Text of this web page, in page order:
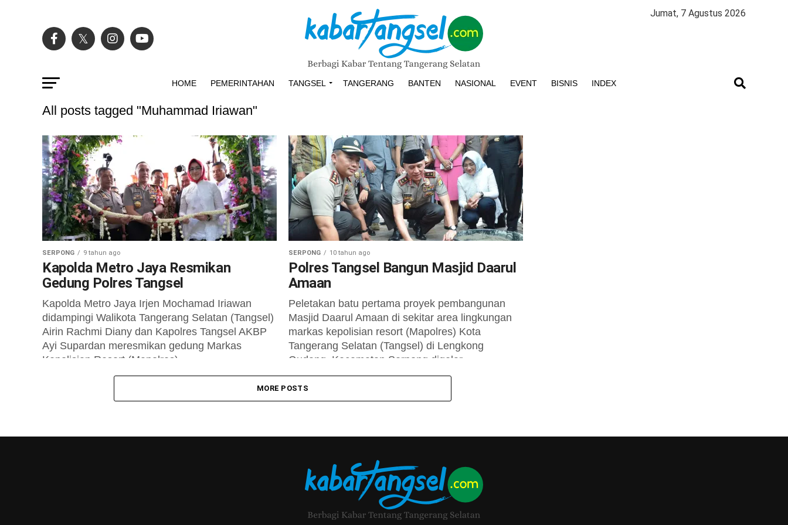
Jumat, 7 Agustus 2026
HOME PEMERINTAHAN TANGSEL TANGERANG BANTEN NASIONAL EVENT BISNIS INDEX
All posts tagged "Muhammad Iriawan"
SERPONG 9 tahun ago
Kapolda Metro Jaya Resmikan
Gedung Polres Tangsel
Kapolda Metro Jaya Irjen Mochamad Iriawan
didampingi Walikota Tangerang Selatan (Tangsel)
Airin Rachmi Diany dan Kapolres Tangsel AKBP
Ayi Supardan meresmikan gedung Markas
Kepolisian Resort (Mapolres)...
SERPONG 10 tahun ago
Polres Tangsel Bangun Masjid Daarul
Amaan
Peletakan batu pertama proyek pembangunan
Masjid Daarul Amaan di sekitar area lingkungan
markas kepolisian resort (Mapolres) Kota
Tangerang Selatan (Tangsel) di Lengkong
Gudang, Kecamatan Serpong digelar...
MORE POSTS